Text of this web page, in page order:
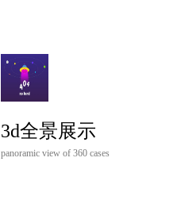
3d全景展示
panoramic view of 360 cases